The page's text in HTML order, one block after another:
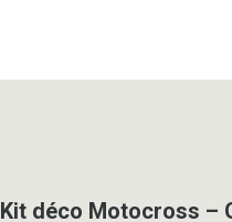
Kit déco Motocross –